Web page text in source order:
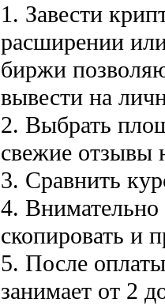
1. Завести
расширении
биржи
вывести на
2. Выбрать
свежие отзывы
3. Сравнить
4. Внимательно
скопировать и
5. После
занимает от 2